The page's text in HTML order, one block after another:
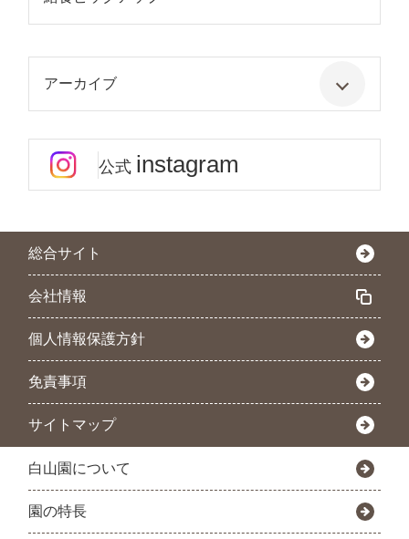
アーカイブ
公式 instagram
総合サイト
会社情報
個人情報保護方針
免責事項
サイトマップ
白山園について
園の特長